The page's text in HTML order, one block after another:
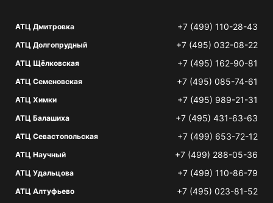
АТЦ Дмитровка +7 (499) 110-28-43
АТЦ Долгопрудный +7 (495) 032-08-22
АТЦ Щёлковская +7 (495) 162-90-81
АТЦ Семеновская +7 (495) 085-74-61
АТЦ Химки +7 (495) 989-21-31
АТЦ Балашиха +7 (495) 431-63-63
АТЦ Севастопольская +7 (499) 653-72-12
АТЦ Научный +7 (499) 288-05-36
АТЦ Удальцова +7 (499) 110-86-79
АТЦ Алтуфьево +7 (495) 023-81-52